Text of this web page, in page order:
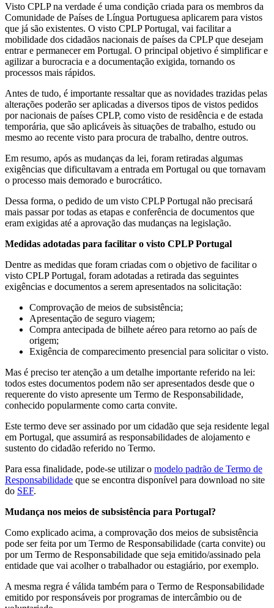
Visto CPLP na verdade é uma condição criada para os membros da
Comunidade de Países de Língua Portuguesa aplicarem para vistos
que já são existentes. O visto CPLP Portugal, vai facilitar a
mobilidade dos cidadãos nacionais de países da CPLP que desejam
entrar e permanecer em Portugal. O principal objetivo é simplificar e
agilizar a burocracia e a documentação exigida, tornando os
processos mais rápidos.
Antes de tudo, é importante ressaltar que as novidades trazidas pelas
alterações poderão ser aplicadas a diversos tipos de vistos pedidos
por nacionais de países CPLP, como visto de residência e de estada
temporária, que são aplicáveis às situações de trabalho, estudo ou
mesmo ao recente visto para procura de trabalho, dentre outros.
Em resumo, após as mudanças da lei, foram retiradas algumas
exigências que dificultavam a entrada em Portugal ou que tornavam
o processo mais demorado e burocrático.
Dessa forma, o pedido de um visto CPLP Portugal não precisará
mais passar por todas as etapas e conferência de documentos que
eram exigidas até a aprovação das mudanças na legislação.
Medidas adotadas para facilitar o visto CPLP Portugal
Dentre as medidas que foram criadas com o objetivo de facilitar o
visto CPLP Portugal, foram adotadas a retirada das seguintes
exigências e documentos a serem apresentados na solicitação:
Comprovação de meios de subsistência;
Apresentação de seguro viagem;
Compra antecipada de bilhete aéreo para retorno ao país de
origem;
Exigência de comparecimento presencial para solicitar o visto.
Mas é preciso ter atenção a um detalhe importante referido na lei:
todos estes documentos podem não ser apresentados desde que o
requerente do visto apresente um Termo de Responsabilidade,
conhecido popularmente como carta convite.
Este termo deve ser assinado por um cidadão que seja residente legal
em Portugal, que assumirá as responsabilidades de alojamento e
sustento do cidadão referido no Termo.
Para essa finalidade, pode-se utilizar o modelo padrão de Termo de
Responsabilidade que se encontra disponível para download no site
do SEF.
Mudança nos meios de subsistência para Portugal?
Como explicado acima, a comprovação dos meios de subsistência
pode ser feita por um Termo de Responsabilidade (carta convite) ou
por um Termo de Responsabilidade que seja emitido/assinado pela
entidade que vai acolher o trabalhador ou estagiário, por exemplo.
A mesma regra é válida também para o Termo de Responsabilidade
emitido por responsáveis por programas de intercâmbio ou de